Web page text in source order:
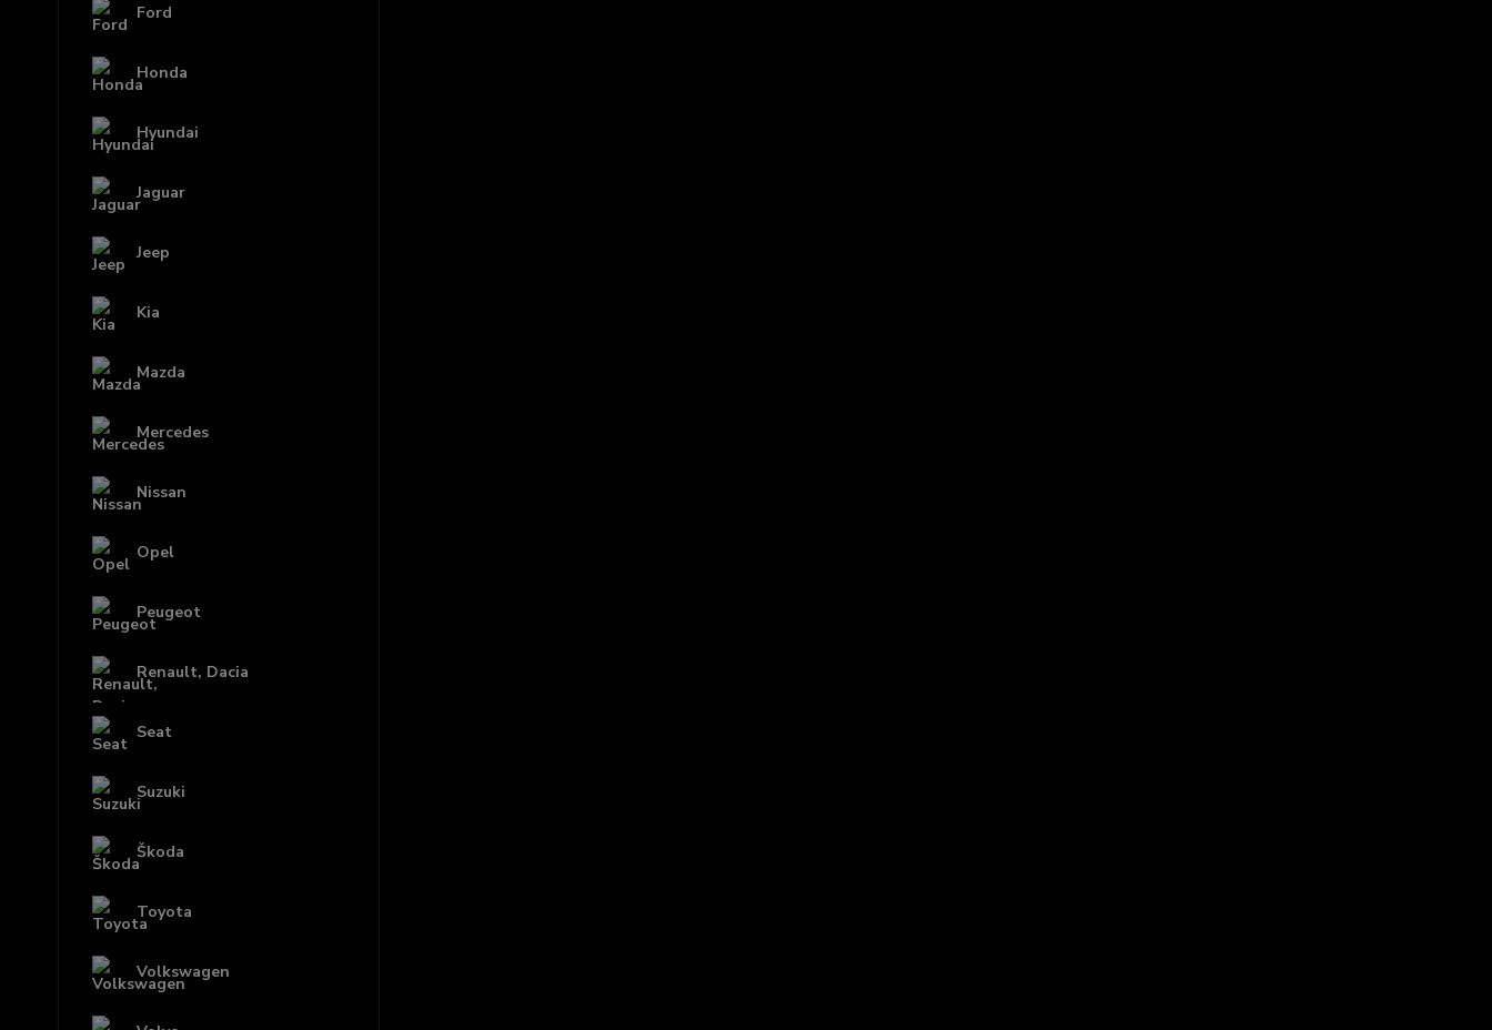
Ford
Honda
Hyundai
Jaguar
Jeep
Kia
Mazda
Mercedes
Nissan
Opel
Peugeot
Renault, Dacia
Seat
Suzuki
Škoda
Toyota
Volkswagen